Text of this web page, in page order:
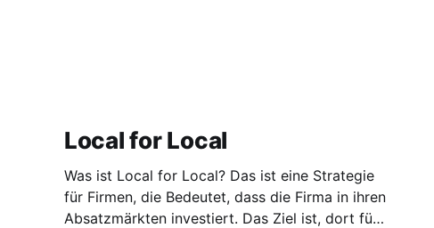
Local for Local
Was ist Local for Local? Das ist eine Strategie
für Firmen, die Bedeutet, dass die Firma in ihren
Absatzmärkten investiert. Das Ziel ist, dort für